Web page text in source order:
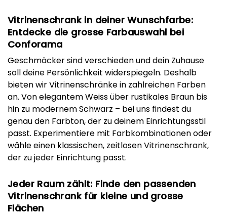
Vitrinenschrank in deiner Wunschfarbe:
Entdecke die grosse Farbauswahl bei
Conforama
Geschmäcker sind verschieden und dein Zuhause
soll deine Persönlichkeit widerspiegeln. Deshalb
bieten wir Vitrinenschränke in zahlreichen Farben
an. Von elegantem Weiss über rustikales Braun bis
hin zu modernem Schwarz – bei uns findest du
genau den Farbton, der zu deinem Einrichtungsstil
passt. Experimentiere mit Farbkombinationen oder
wähle einen klassischen, zeitlosen Vitrinenschrank,
der zu jeder Einrichtung passt.
Jeder Raum zählt: Finde den passenden
Vitrinenschrank für kleine und grosse
Flächen